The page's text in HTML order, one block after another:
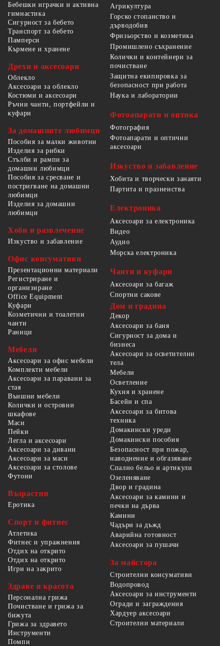
Бебешки играчки и активна
гимнастика
Сигурност за бебето
Транспорт за бебето
Памперси
Кърмене и хранене
Дрехи и аксесоари
Облекло
Аксесоари за облекло
Костюми и аксесоари
Ръчни чанти, портфейли и
куфари
За домашните любимци
Пособия за малки животни
Изделия за рибки
Стълби и рампи за
домашни любимци
Пособия за сресване и
постригване на домашни
любимци
Изделия за домашни
любимци
Хоби и развлечение
Изкуство и забавление
Офис консумативи
Презентационни материали
Регистриране и
организиране
Office Equipment
Агрикултура
Горско стопанство и
дърводобив
Фризьорство и козметика
Промишлено съхранение
Колички и контейнери за
почистване
Защитна екипировка за
безопасност при работа
Наука и лаборатории
Фотоапарати и оптика
Фотография
Фотоапарати и оптични
аксесоари
Изкуство и забавление
Хобита и творчески занаяти
Партита и празненства
Електроника
Аксесоари за електроника
Видео
Аудио
Морска електроника
Чанти и куфари
Аксесоари за багаж
Спортни сакове
Куфари
Козметични и тоалетни
чанти
Раници
Мебели
Аксесоари за офис мебели
Комплекти мебели
Аксесоари за паравани за
стая
Външни мебели
Колички и островни
шкафове
Маси
Пейки
Легла и аксесоари
Аксесоари за дивани
Аксесоари за маси
Аксесоари за столове
Футони
Възрастни
Еротика
Спорт и фитнес
Атлетика
Фитнес и упражнения
Отдих на открито
Отдих на открито
Игри на закрито
Здраве и красота
Персонална грижа
Почистване и грижа за
бижута
Грижа за здравето
Дом и градина
Декор
Аксесоари за баня
Сигурност за дома и
бизнеса
Аксесоари за осветителни
тела
Мебели
Осветление
Кухня и хранене
Басейн и спа
Аксесоари за битова
техника
Домакински уреди
Домакински пособия
Безопасност при пожар,
наводнение и обгазяване
Спално бельо и артикули
Озеленяване
Двор и градина
Аксесоари за камини и
печки на дърва
Камини
Чадъри за дъжд
Аварийна готовност
Аксесоари за пушачи
За майстора
Строителни консумативи
Водопровод
Аксесоари за инструменти
Огради и заграждения
Хардуер аксесоари
Строителни материали
Инструменти
Помпи